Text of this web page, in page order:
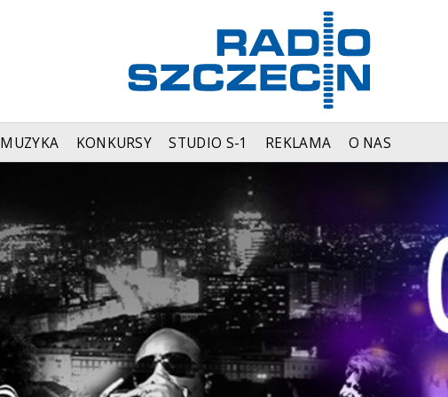
MUZYKA KONKURSY STUDIO S-1 REKLAMA O NAS